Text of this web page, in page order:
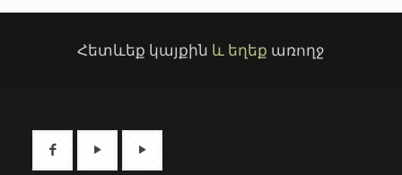
Հետևեք կայքին և եղեք առողջ